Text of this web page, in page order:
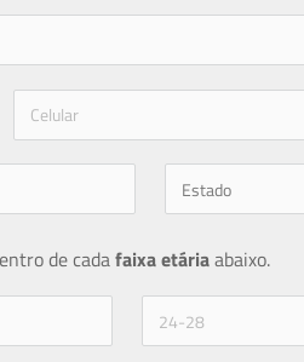
de cada faixa etária abaixo.